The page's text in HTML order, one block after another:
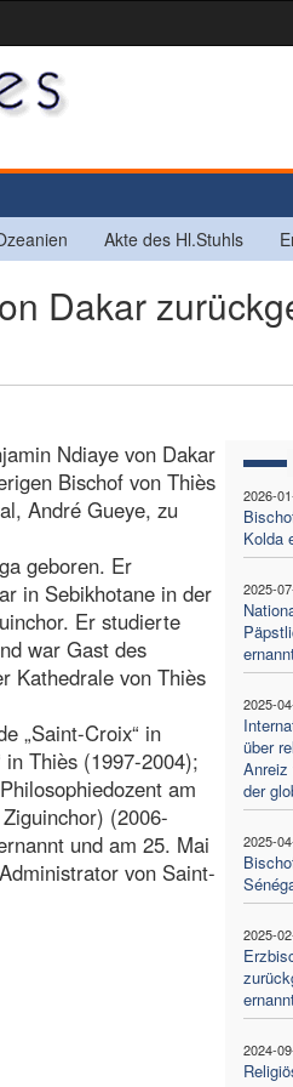
Akte des Hl.Stuhls
Dakar
2026-
Kolda
2025-
2025-
über
Anreiz
der
2025-
2025-
2024-
Ndiaye von Dakar
Bischof von Thiès
André Gueye, zu
geboren. Er
in Sebikhotane in der
Er studierte
war Gast des
Kathedrale von Thiès
„Saint-Croix“ in
Thiès (1997-2004);
am
(2006-
und am 25. Mai
von Saint-